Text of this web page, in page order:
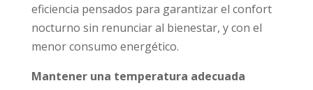
eficiencia pensados para garantizar el confort
nocturno sin renunciar al bienestar, y con el
menor consumo energético.
Mantener una temperatura adecuada